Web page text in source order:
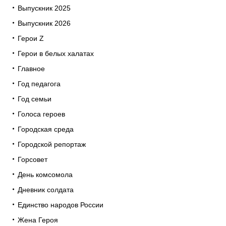
Выпускник 2025
Выпускник 2026
Герои Z
Герои в белых халатах
Главное
Год педагога
Год семьи
Голоса героев
Городская среда
Городской репортаж
Горсовет
День комсомола
Дневник солдата
Единство народов России
Жена Героя